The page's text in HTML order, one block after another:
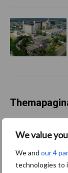
We value
We and our 4
technologies to